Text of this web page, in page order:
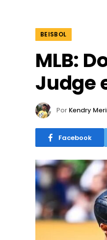
BEISBOL
MLB:
Judge
Por Kendry
Facebook